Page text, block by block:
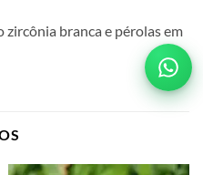
branca e pérolas em